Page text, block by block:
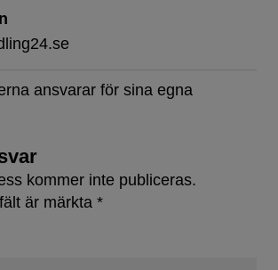
ansvarar för sina egna
kommer inte publiceras.
är märkta *